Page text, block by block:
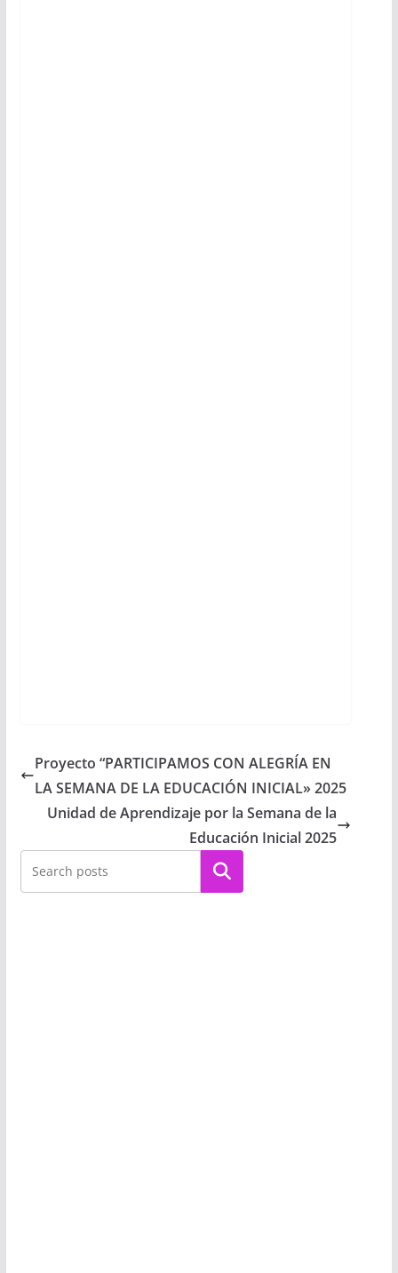
Proyecto “PARTICIPAMOS CON ALEGRÍA EN
LA SEMANA DE LA EDUCACIÓN INICIAL» 2025
Unidad de Aprendizaje por la Semana de la
Educación Inicial 2025
Buscar